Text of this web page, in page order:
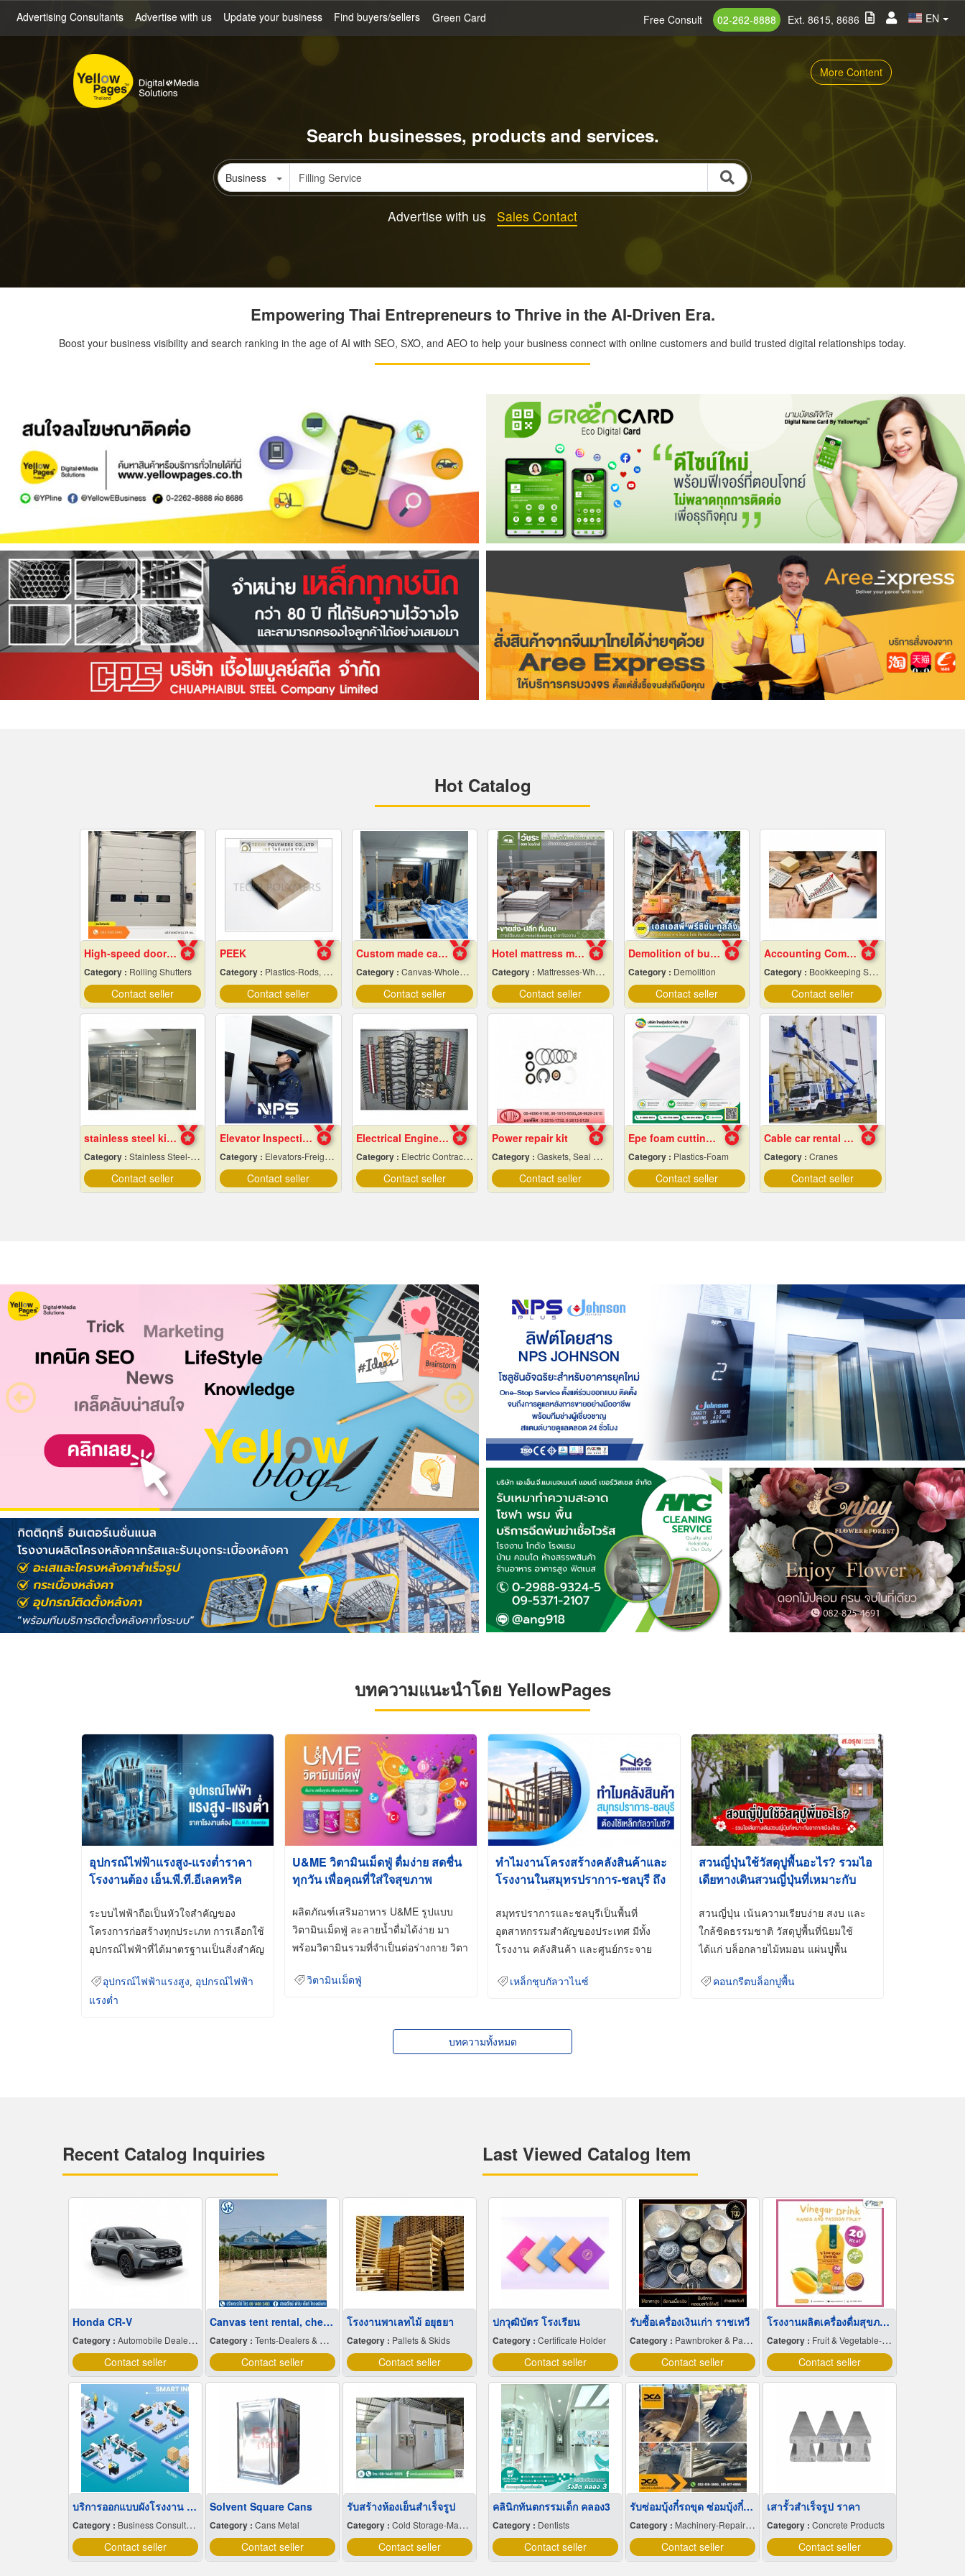
Advertising Consultants Advertise with us Update your business Find buyers/sellers Green Card EN
Free Consult 02-262-8888 Ext. 8615, 8686
More Content
Search businesses, products and services.
Business
Advertise with us Sales Contact
Empowering Thai Entrepreneurs to Thrive in the AI-Driven Era.
Boost your business visibility and search ranking in the age of AI with SEO, SXO, and AEO to help your business connect with online customers and build trusted digital relationships today.
Hot Catalog
High-speed door installation contractor
Category : Rolling Shutters
Contact seller
PEEK
Category : Plastics-Rods, Tubes, Sheets, Etc, Supply Centers
Contact seller
Custom made canvas production
Category : Canvas-Wholesale & Manufacturers
Contact seller
Hotel mattress manufacturing factory
Category : Mattresses-Wholesale & Manufacturers
Contact seller
Demolition of buildings in Samut Prakan
Category : Demolition
Contact seller
Accounting Company Bangkok
Category : Bookkeeping Service
Contact seller
stainless steel kitchen design
Category : Stainless Steel-Products
Contact seller
Elevator Inspection and Maintenance Services
Category : Elevators-Freight & Passenger
Contact seller
Electrical Engineering
Category : Electric Contractors-Industrial & Residential
Contact seller
Power repair kit
Category : Gaskets, Seal O-Ring and Oil Seals
Contact seller
Epe foam cutting Pad
Category : Plastics-Foam
Contact seller
Cable car rental Bangkok
Category : Cranes
Contact seller
บทความแนะนำโดย YellowPages
อุปกรณ์ไฟฟ้าแรงสูง-แรงต่ำราคา
โรงงานต้อง เอ็น.พี.ที.อีเลคทริค
ระบบไฟฟ้าถือเป็นหัวใจสำคัญของ
โครงการก่อสร้างทุกประเภท การเลือกใช้
อุปกรณ์ไฟฟ้าที่ได้มาตรฐานเป็นสิ่งสำคัญ
อุปกรณ์ไฟฟ้าแรงสูง
อุปกรณ์ไฟฟ้า
แรงต่ำ
U&ME วิตามินเม็ดฟู่ ดื่มง่าย สดชื่น
ทุกวัน เพื่อคุณที่ใส่ใจสุขภาพ
ผลิตภัณฑ์เสริมอาหาร U&ME รูปแบบ
วิตามินเม็ดฟู่ ละลายน้ำดื่มได้ง่าย มา
พร้อมวิตามินรวมที่จำเป็นต่อร่างกาย วิตา
วิตามินเม็ดฟู่
ทำไมงานโครงสร้างคลังสินค้าและ
โรงงานในสมุทรปราการ-ชลบุรี ถึง
Galvanized)
สมุทรปราการและชลบุรีเป็นพื้นที่
อุตสาหกรรมสำคัญของประเทศ มีทั้ง
โรงงาน คลังสินค้า และศูนย์กระจาย
เหล็กชุบกัลวาไนซ์
สวนญี่ปุ่นใช้วัสดุปูพื้นอะไร? รวมไอ
เดียทางเดินสวนญี่ปุ่นที่เหมาะกับ
สวนญี่ปุ่น เน้นความเรียบง่าย สงบ และ
ใกล้ชิดธรรมชาติ วัสดุปูพื้นที่นิยมใช้
ได้แก่ บล็อกลายไม้หมอน แผ่นปูพื้น
คอนกรีตบล็อกปูพื้น
บทความทั้งหมด
Recent Catalog Inquiries
Honda CR-V
Category : Automobile Dealers-New Cars
Contact seller
Canvas tent rental, cheap price
Category : Tents-Dealers & Renting
Contact seller
โรงงานพาเลทไม้ อยุธยา
Category : Pallets & Skids
Contact seller
บริการออกแบบผังโรงงาน Lay out
Category : Business Consultants
Contact seller
Solvent Square Cans
Category : Cans Metal
Contact seller
รับสร้างห้องเย็นสำเร็จรูป
Category :Cold Storage-Manufacturers & Installation Designer
Contact seller
Last Viewed Catalog Item
ปกวุฒิบัตร โรงเรียน
Category : Certificate Holder
Contact seller
รับซื้อเครื่องเงินเก่า ราชเทวี
Category : Pawnbroker & Pawnshop
Contact seller
โรงงานผลิตเครื่องดื่มสุขภาพ OEM รับผลิตสำหรับโรงแรม ร้านอาหาร คาเฟ่ น้ำผลไม้ Supermarket
Category : Fruit & Vegetable-Dried
Contact seller
คลินิกทันตกรรมเด็ก คลอง3
Category : Dentists
Contact seller
รับซ่อมบุ้งกี๋รถขุด ซ่อมบุ้งกี๋รถตัก
Category : Machinery-Repairing
Contact seller
เสารั้วสําเร็จรูป ราคา
Category :Concrete Products
Contact seller